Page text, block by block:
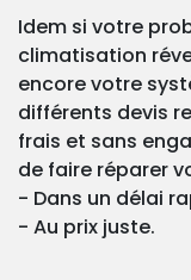
Idem si votre
climatisation
encore votre
différents devis
frais et sans
de faire réparer
- Dans un délai
- Au prix juste.